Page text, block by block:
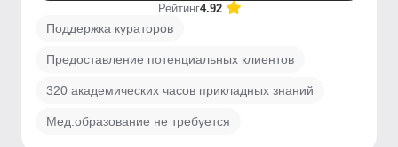
Рейтинг4.92
Поддержка кураторов
Предоставление потенциальных клиентов
320 академических часов прикладных знаний
Мед.образование не требуется